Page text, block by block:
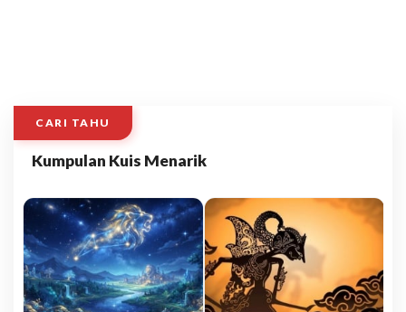
CARI TAHU
Kumpulan Kuis Menarik